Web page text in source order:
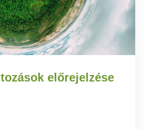
előrejelzése